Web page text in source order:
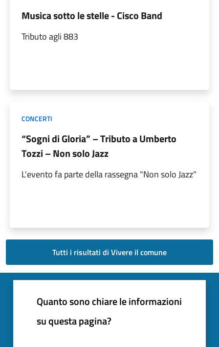
Musica sotto le stelle - Cisco Band
Tributo agli 883
CONCERTI
“Sogni di Gloria” – Tributo a Umberto
Tozzi – Non solo Jazz
L'evento fa parte della rassegna "Non solo Jazz"
Tutti i risultati di Vivere il comune
Quanto sono chiare le informazioni
su questa pagina?